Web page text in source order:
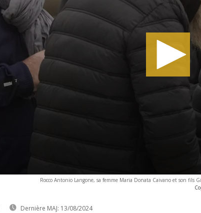
Rocco Antonio Langone, sa femme Maria Donata Caivano et son
Dernière MAJ: 13/08/2024